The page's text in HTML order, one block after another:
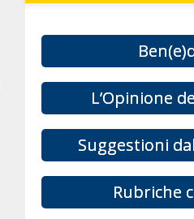
L’Opinione
Suggestioni
Rubriche